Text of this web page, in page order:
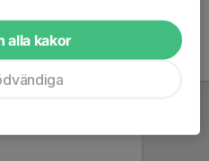
alla kakor